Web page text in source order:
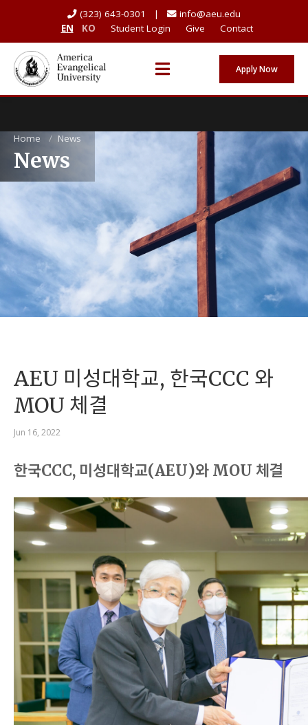
(323) 643-0301 |
info@aeu.edu
EN
KO Student Login Give Contact
Apply Now
Home / News
News
AEU 미성대학교, 한국CCC 와
MOU 체결
Jun 16, 2022
한국CCC, 미성대학교(AEU)와 MOU 체결